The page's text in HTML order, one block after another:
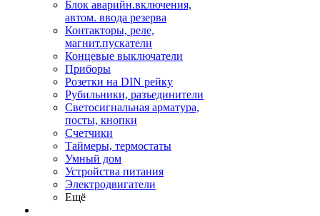
Блок аварийн.включения,
автом. ввода резерва
Контакторы, реле,
магнит.пускатели
Концевые выключатели
Приборы
Розетки на DIN рейку
Рубильники, разъединители
Светосигнальная арматура,
посты, кнопки
Счетчики
Таймеры, термостаты
Умный дом
Устройства питания
Электродвигатели
Ещё